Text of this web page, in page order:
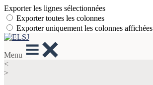
Exporter les lignes sélectionnées
Exporter toutes les colonnes
Exporter uniquement les colonnes affichées
Menu
<
>